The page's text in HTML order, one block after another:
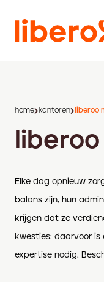
home kantoren liberoo
Elke dag opnieuw
balans zijn, hun
krijgen dat ze
kwesties: daarvoor
expertise nodig.